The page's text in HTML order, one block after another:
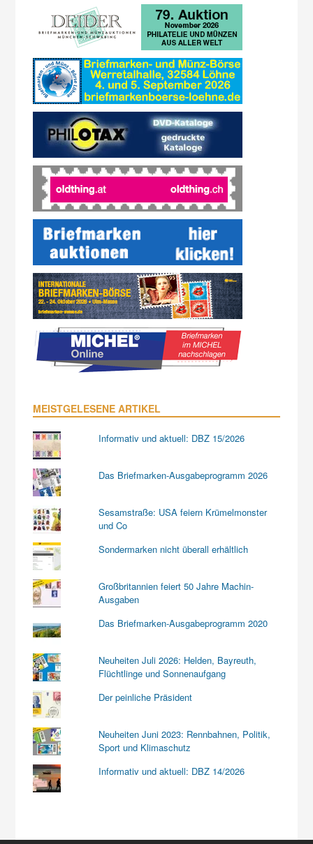
MEISTGELESENE ARTIKEL
Informativ und aktuell: DBZ 15/2026
Das Briefmarken-Ausgabeprogramm 2026
Sesamstraße: USA feiern Krümelmonster
und Co
Sondermarken nicht überall erhältlich
Großbritannien feiert 50 Jahre Machin-
Ausgaben
Das Briefmarken-Ausgabeprogramm 2020
Neuheiten Juli 2026: Helden, Bayreuth,
Flüchtlinge und Sonnenaufgang
Der peinliche Präsident
Neuheiten Juni 2023: Rennbahnen, Politik,
Sport und Klimaschutz
Informativ und aktuell: DBZ 14/2026